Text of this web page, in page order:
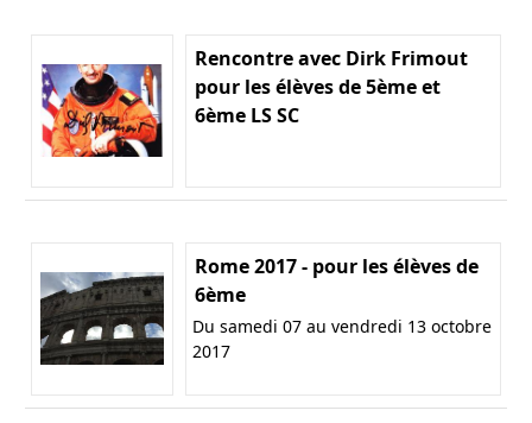
Rencontre avec Dirk Frimout
pour les élèves de 5ème et
6ème LS SC
Rome 2017 - pour les élèves de
6ème
Du samedi 07 au vendredi 13 octobre
2017